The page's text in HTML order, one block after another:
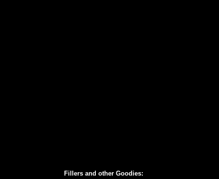
Fillers and other Goodies: